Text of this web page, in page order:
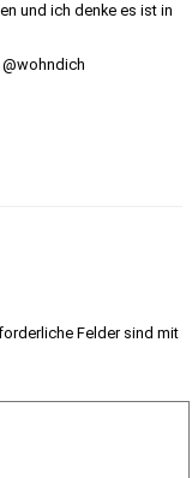
und ich denke es ist in
@wohndich
Felder sind mit